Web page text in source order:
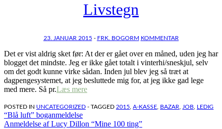
Livstegn
23. JANUAR 2015 - FRK. BOGORM KOMMENTAR
Det er vist aldrig sket før: At der er gået over en måned, uden jeg har
blogget det mindste. Jeg er ikke gået totalt i vinterhi/sneskjul, selv
om det godt kunne virke sådan. Inden jul blev jeg så træt at
dagpengesystemet, at jeg besluttede mig for, at jeg ikke gad lege
med mere. Så pr.Læs mere
POSTED IN UNCATEGORIZED - TAGGED 2015 A-KASSE BAZAR JOB LEDIG
Indlægsnavigation
“Blå luft” boganmeldelse
Anmeldelse af Lucy Dillon “Mine 100 ting”